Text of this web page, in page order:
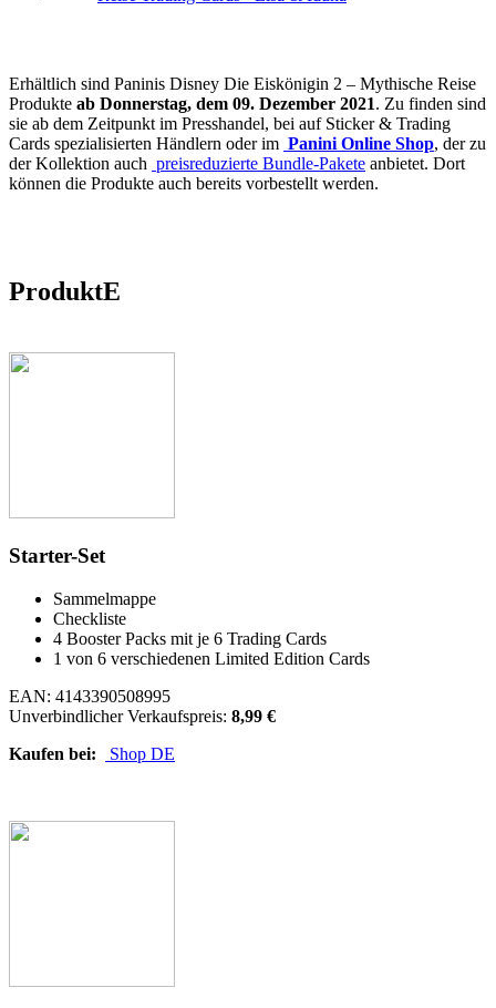
Erhältlich sind Paninis Disney Die Eiskönigin 2 – Mythische Reise
Produkte ab Donnerstag, dem 09. Dezember 2021. Zu finden sind
sie ab dem Zeitpunkt im Presshandel, bei auf Sticker & Trading
Cards spezialisierten Händlern oder im Panini Online Shop, der zu
der Kollektion auch preisreduzierte Bundle-Pakete anbietet. Dort
können die Produkte auch bereits vorbestellt werden.
ProduktE
Starter-Set
Sammelmappe
Checkliste
4 Booster Packs mit je 6 Trading Cards
1 von 6 verschiedenen Limited Edition Cards
EAN: 4143390508995
Unverbindlicher Verkaufspreis: 8,99 €
Kaufen bei:
Shop DE